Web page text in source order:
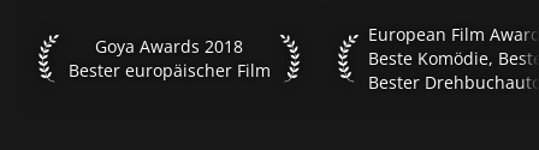
Handy und Manschettenknöpfe. Eigentlich hat
Christian mit Kunst-Superstar Julian (Dominic West)
sowie seiner Affäre mit Anne alle Hände voll zu tun,
Goya Awards 2018 Bester europäischer Film
Goya Awards 2018
Bester europäischer Film
European Film